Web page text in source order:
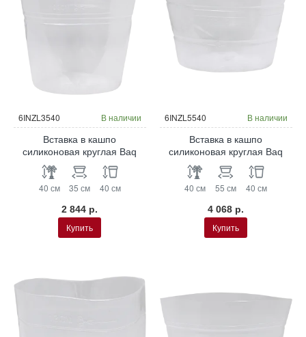
6INZL3540 В наличии
Вставка в кашпо
силиконовая круглая Baq
40 см 35 см 40 см
2 844 р.
Купить
6INZL5540 В наличии
Вставка в кашпо
силиконовая круглая Baq
40 см 55 см 40 см
4 068 р.
Купить